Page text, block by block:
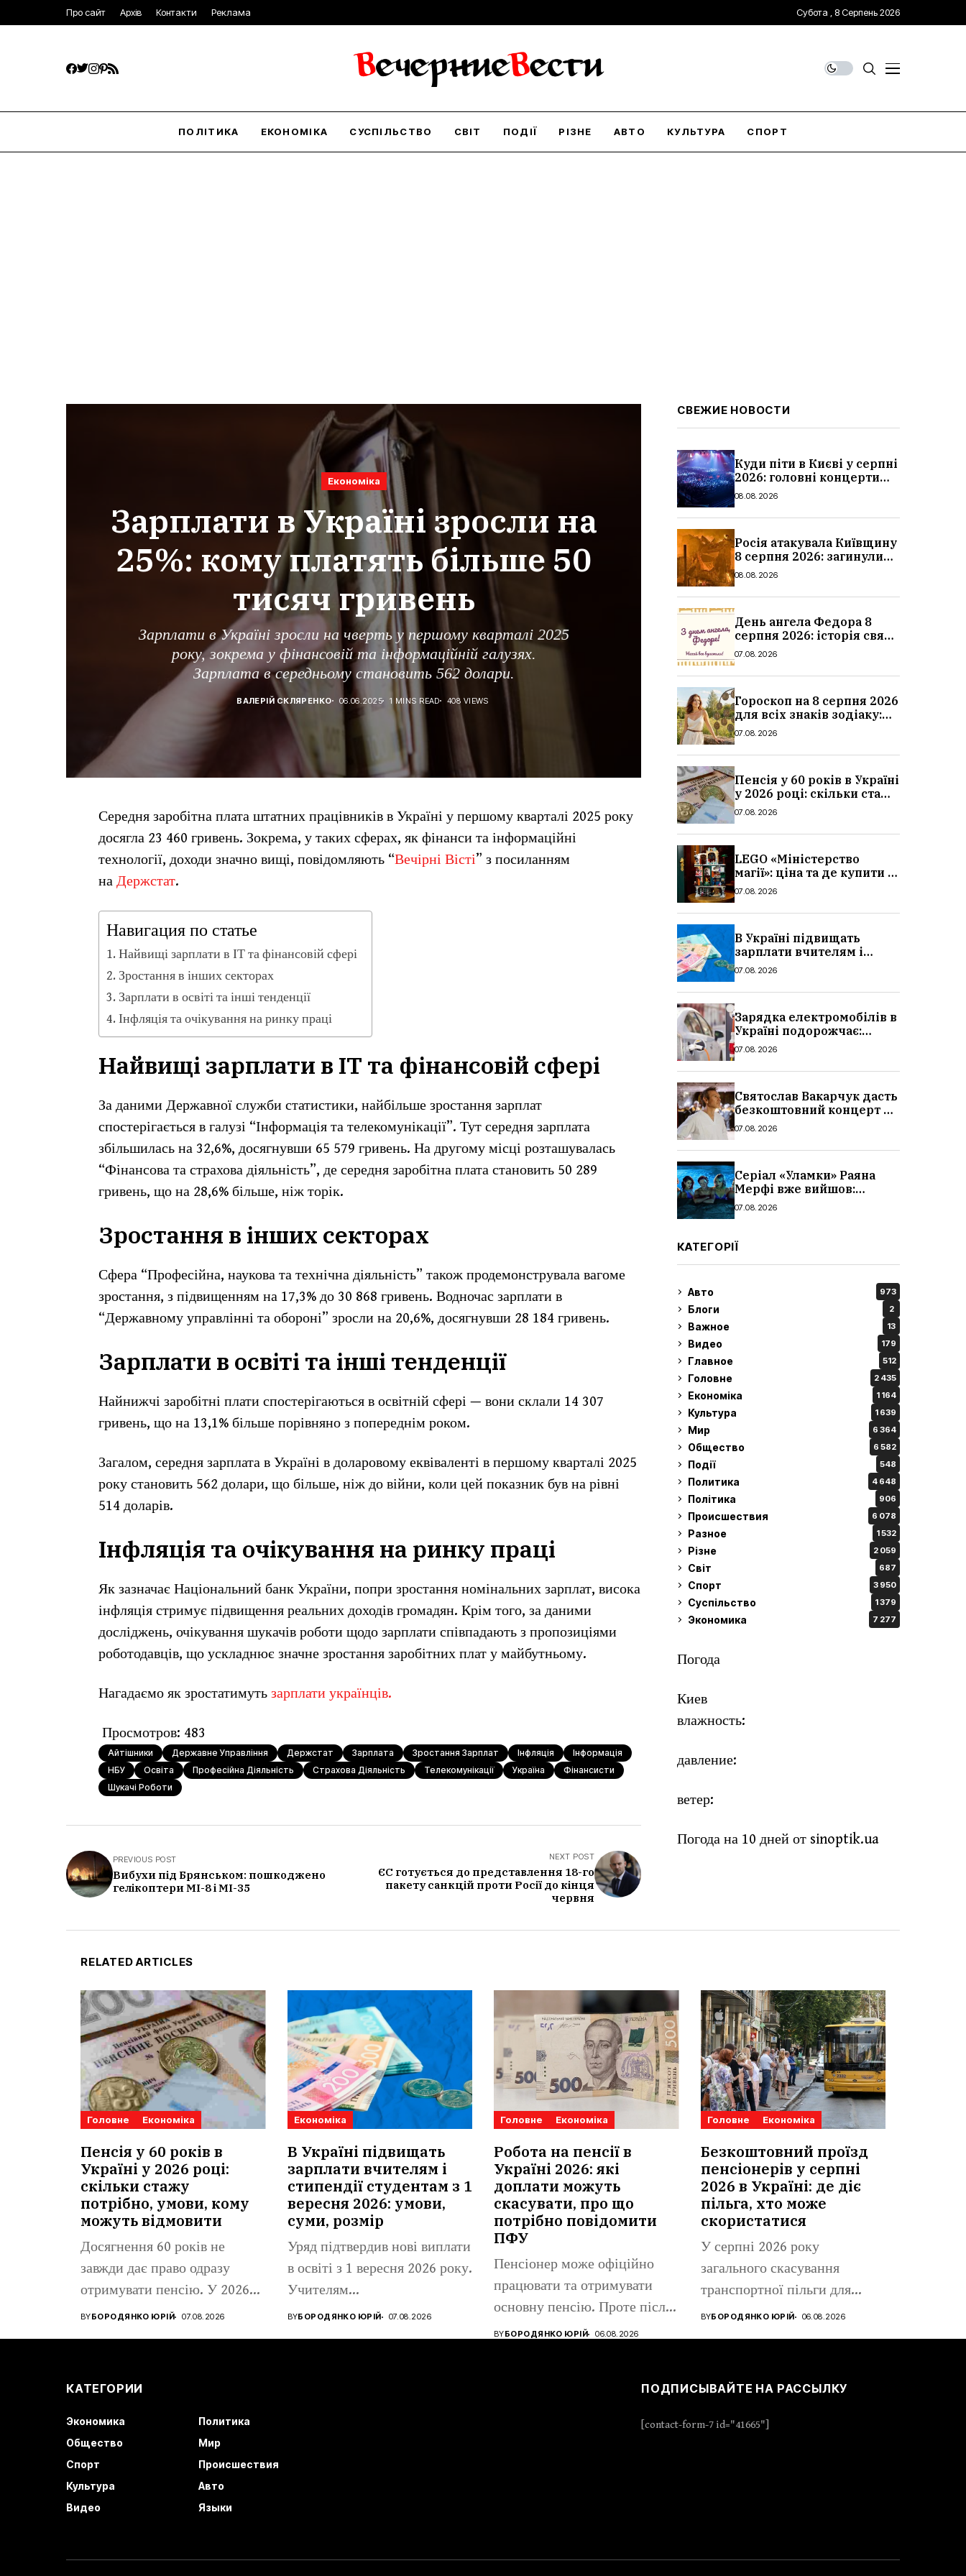
Про сайт Архів Контакти Реклама Субота , 8 Серпень 2026
ПОЛІТИКА ЕКОНОМІКА СУСПІЛЬСТВО СВІТ ПОДІЇ РІЗНЕ АВТО КУЛЬТУРА СПОРТ
Економіка
Зарплати в Україні зросли на
25%: кому платять більше 50
тисяч гривень
Зарплати в Україні зросли на чверть у першому кварталі 2025
року, зокрема у фінансовій та інформаційній галузях.
Зарплата в середньому становить 562 долари.
ВАЛЕРІЙ СКЛЯРЕНКО 06.06.2025 1 MINS READ 408 VIEWS
Середня заробітна плата штатних працівників в Україні у першому кварталі 2025 року
досягла 23 460 гривень. Зокрема, у таких сферах, як фінанси та інформаційні
технології, доходи значно вищі, повідомляють “Вечірні Вісті” з посиланням
на Держстат.
Навигация по статье
Найвищі зарплати в ІТ та фінансовій сфері
Зростання в інших секторах
Зарплати в освіті та інші тенденції
Інфляція та очікування на ринку праці
Найвищі зарплати в ІТ та фінансовій сфері
За даними Державної служби статистики, найбільше зростання зарплат
спостерігається в галузі “Інформація та телекомунікації”. Тут середня зарплата
збільшилась на 32,6%, досягнувши 65 579 гривень. На другому місці розташувалась
“Фінансова та страхова діяльність”, де середня заробітна плата становить 50 289
гривень, що на 28,6% більше, ніж торік.
Зростання в інших секторах
Сфера “Професійна, наукова та технічна діяльність” також продемонструвала вагоме
зростання, з підвищенням на 17,3% до 30 868 гривень. Водночас зарплати в
“Державному управлінні та обороні” зросли на 20,6%, досягнувши 28 184 гривень.
Зарплати в освіті та інші тенденції
Найнижчі заробітні плати спостерігаються в освітній сфері — вони склали 14 307
гривень, що на 13,1% більше порівняно з попереднім роком.
Загалом, середня зарплата в Україні в доларовому еквіваленті в першому кварталі 2025
року становить 562 долари, що більше, ніж до війни, коли цей показник був на рівні
514 доларів.
Інфляція та очікування на ринку праці
Як зазначає Національний банк України, попри зростання номінальних зарплат, висока
інфляція стримує підвищення реальних доходів громадян. Крім того, за даними
досліджень, очікування шукачів роботи щодо зарплати співпадають з пропозиціями
роботодавців, що ускладнює значне зростання заробітних плат у майбутньому.
Нагадаємо як зростатимуть зарплати українців.
Просмотров: 483
Айтішники Державне Управління Держстат Зарплата Зростання Зарплат Інфляція
Інформація
НБУ
Освіта Професійна Діяльність Страхова Діяльність Телекомунікації Україна
Фінансисти
Шукачі Роботи
PREVIOUS POST
Вибухи під Брянськом: пошкоджено
гелікоптери МІ-8 і МІ-35
NEXT POST
ЄС готується до представлення 18-го
пакету санкцій проти Росії до кінця
червня
СВЕЖИЕ НОВОСТИ
Куди піти в Києві у серпні
2026: головні концерти
місяця, дати, артисти та
08.08.2026
Росія атакувала Київщину
8 серпня 2026: загинули
троє людей, серед них
08.08.2026
День ангела Федора 8
серпня 2026: історія свята,
значення імені,
прозі
07.08.2026
Гороскоп на 8 серпня 2026
для всіх знаків зодіаку:
кохання, гроші та справи
07.08.2026
Пенсія у 60 років в Україні
у 2026 році: скільки стажу
потрібно, умови, кому
07.08.2026
LEGO «Міністерство
магії»: ціна та де купити в
Україні
07.08.2026
В Україні підвищать
зарплати вчителям і
стипендії студентам з 1
суми, розмір
07.08.2026
Зарядка електромобілів в
Україні подорожчає:
причина і нові ціни з
07.08.2026
Святослав Вакарчук дасть
безкоштовний концерт у
Львові: дата і місце
07.08.2026
Серіал «Уламки» Раяна
Мерфі вже вийшов:
сюжет, актори та всі
07.08.2026
КАТЕГОРІЇ
Авто 973
Блоги 2
Важное 13
Видео 179
Главное 512
Головне 2 435
Економіка 1 164
Культура 1 639
Мир 6 364
Общество 6 582
Події 548
Политика 4 648
Політика 906
Происшествия 6 078
Разное 1 532
Різне 2 059
Світ 687
Спорт 3 950
Суспільство 1 379
Экономика 7 277
Погода
Киев
влажность:
давление:
ветер:
Погода на 10 дней от sinoptik.ua
RELATED ARTICLES
Головне Економіка
Пенсія у 60 років в
Україні у 2026 році:
скільки стажу
потрібно, умови, кому
можуть відмовити
Досягнення 60 років не
завжди дає право одразу
отримувати пенсію. У 2026...
BYБОРОДЯНКО ЮРІЙ 07.08.2026
Економіка
В Україні підвищать
зарплати вчителям і
стипендії студентам з 1
вересня 2026: умови,
суми, розмір
Уряд підтвердив нові виплати
в освіті з 1 вересня 2026 року.
Учителям...
BYБОРОДЯНКО ЮРІЙ 07.08.2026
Головне Економіка
Робота на пенсії в
Україні 2026: які
доплати можуть
скасувати, про що
потрібно повідомити
ПФУ
Пенсіонер може офіційно
працювати та отримувати
основну пенсію. Проте після
працевлаштування частину...
BYБОРОДЯНКО ЮРІЙ 06.08.2026
Головне Економіка
Безкоштовний проїзд
пенсіонерів у серпні
2026 в Україні: де діє
пільга, хто може
скористатися
У серпні 2026 року
загального скасування
транспортної пільги для
пенсіонерів немає.
BYБОРОДЯНКО ЮРІЙ 06.08.2026
КАТЕГОРИИ
Экономика
Политика
Общество
Мир
Спорт
Происшествия
Культура
Авто
Видео
Языки
ПОДПИСЫВАЙТЕ НА РАССЫЛКУ
[contact-form-7 id="41665"]